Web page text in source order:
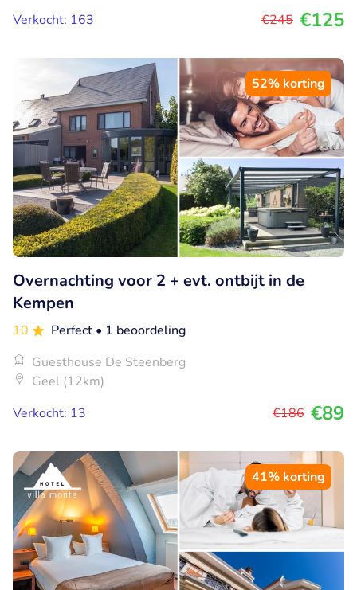
Verkocht: 163
€245 €125
52% korting
Overnachting voor 2 + evt. ontbijt in de
Kempen
10 Perfect • 1 beoordeling
Guesthouse De Steenberg
Geel (12km)
Verkocht: 13
€186 €89
41% korting